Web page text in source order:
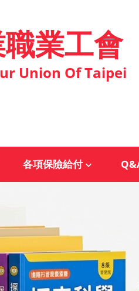
業工會
Union Of Taipei
各項保險給付